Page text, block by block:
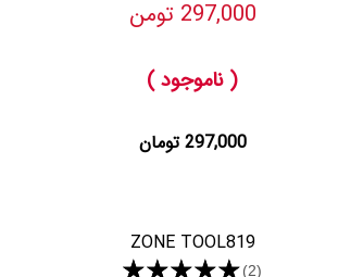
297,000 تومن
( ناموجود )
297,000 تومان
ZONE TOOL819
★★★★★(2)